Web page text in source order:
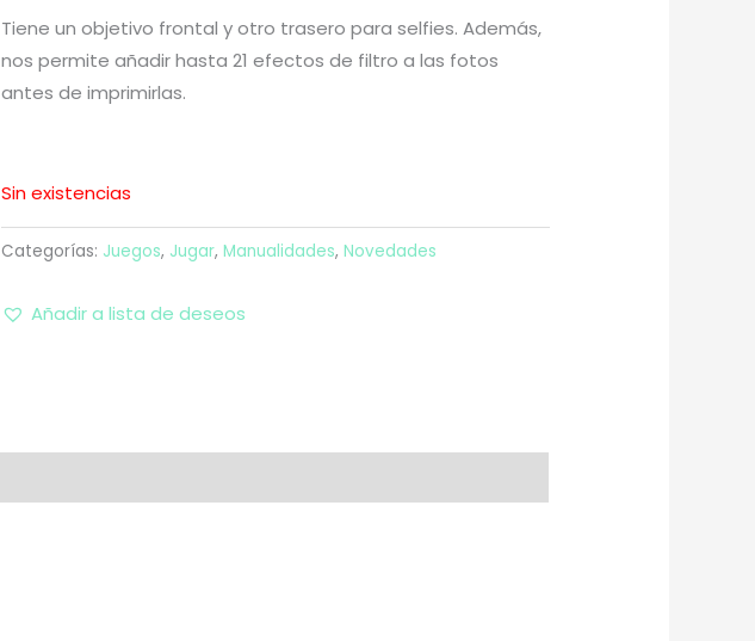
Tiene un objetivo frontal y otro trasero para selfies. Además,
nos permite añadir hasta 21 efectos de filtro a las fotos
antes de imprimirlas.
Sin existencias
Categorías: Juegos, Jugar, Manualidades, Novedades
Añadir a lista de deseos